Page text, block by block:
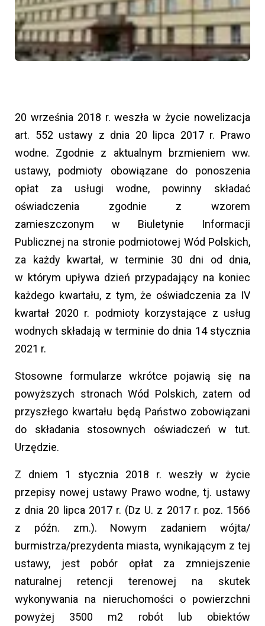
20 września 2018 r. weszła w życie nowelizacja
art. 552 ustawy z dnia 20 lipca 2017 r. Prawo
wodne. Zgodnie z aktualnym brzmieniem ww.
ustawy, podmioty obowiązane do ponoszenia
opłat za usługi wodne, powinny składać
oświadczenia zgodnie z wzorem
zamieszczonym w Biuletynie Informacji
Publicznej na stronie podmiotowej Wód Polskich,
za każdy kwartał, w terminie 30 dni od dnia,
w którym upływa dzień przypadający na koniec
każdego kwartału, z tym, że oświadczenia za IV
kwartał 2020 r. podmioty korzystające z usług
wodnych składają w terminie do dnia 14 stycznia
2021 r.
Stosowne formularze wkrótce pojawią się na
powyższych stronach Wód Polskich, zatem od
przyszłego kwartału będą Państwo zobowiązani
do składania stosownych oświadczeń w tut.
Urzędzie.
Z dniem 1 stycznia 2018 r. weszły w życie
przepisy nowej ustawy Prawo wodne, tj. ustawy
z dnia 20 lipca 2017 r. (Dz U. z 2017 r. poz. 1566
z późn. zm.). Nowym zadaniem wójta/
burmistrza/prezydenta miasta, wynikającym z tej
ustawy, jest pobór opłat za zmniejszenie
naturalnej retencji terenowej na skutek
wykonywania na nieruchomości o powierzchni
powyżej 3500 m2 robót lub obiektów